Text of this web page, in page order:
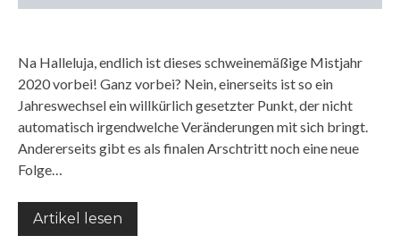
Na Halleluja, endlich ist dieses schweinemäßige Mistjahr
2020 vorbei! Ganz vorbei? Nein, einerseits ist so ein
Jahreswechsel ein willkürlich gesetzter Punkt, der nicht
automatisch irgendwelche Veränderungen mit sich bringt.
Andererseits gibt es als finalen Arschtritt noch eine neue
Folge…
Artikel lesen